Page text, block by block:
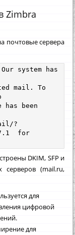
Zimbra
почтовые сервера
system has
for
DKIM, SFP и
серверов (mail.ru,
для
цифровой
для